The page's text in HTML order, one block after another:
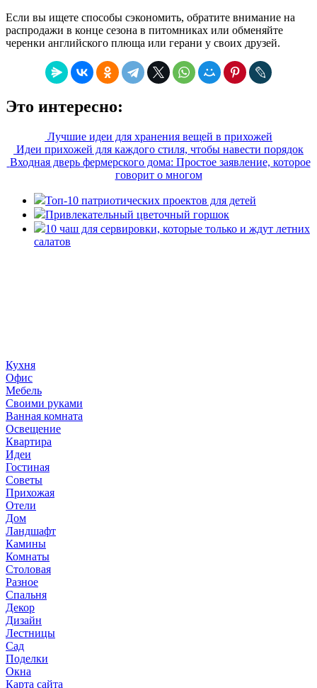
Если вы ищете способы сэкономить, обратите внимание на
распродажи в конце сезона в питомниках или обменяйте
черенки английского плюща или герани у своих друзей.
Это интересно:
Лучшие идеи для хранения вещей в прихожей
Идеи прихожей для каждого стиля, чтобы навести порядок
Входная дверь фермерского дома: Простое заявление, которое
говорит о многом
Топ-10 патриотических проектов для детей
Привлекательный цветочный горшок
10 чаш для сервировки, которые только и ждут летних
салатов
Кухня
Офис
Мебель
Своими руками
Ванная комната
Освещение
Квартира
Идеи
Гостиная
Советы
Прихожая
Отели
Дом
Ландшафт
Камины
Комнаты
Столовая
Разное
Спальня
Декор
Дизайн
Лестницы
Сад
Поделки
Окна
Карта сайта